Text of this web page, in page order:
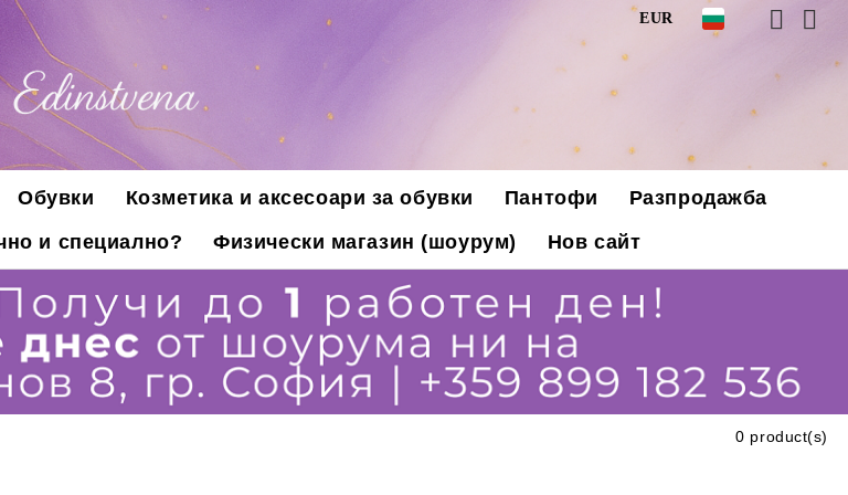
EUR
Обувки Козметика и аксесоари за обувки Пантофи
Разпродажба
и специално? Физически магазин (шоурум) Нов сайт
0 product(s)